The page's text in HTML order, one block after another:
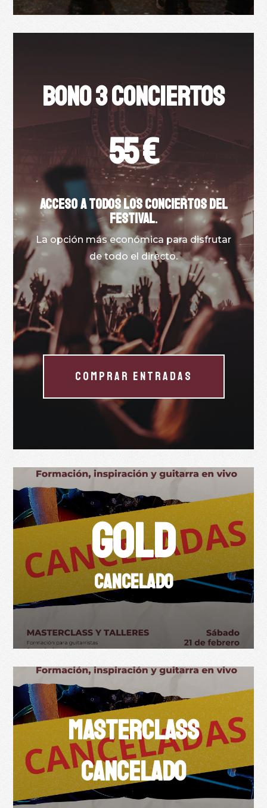
BONO 3 CONCIERTOS
55 €
Acceso a todos los conciertos del
festival.
La opción más económica para disfrutar
de todo el directo.
COMPRAR ENTRADAS
GOLD
CANCELADO
MASTERCLASS
CANCELADO